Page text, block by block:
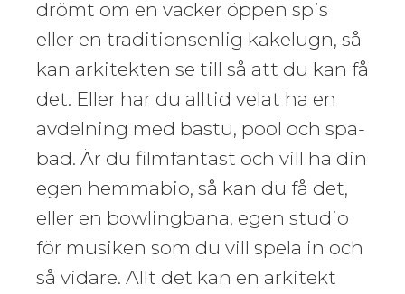
drömt om en vacker öppen spis
eller en traditionsenlig kakelugn, så
kan arkitekten se till så att du kan få
det. Eller har du alltid velat ha en
avdelning med bastu, pool och spa-
bad. Är du filmfantast och vill ha din
egen hemmabio, så kan du få det,
eller en bowlingbana, egen studio
för musiken som du vill spela in och
så vidare. Allt det kan en arkitekt